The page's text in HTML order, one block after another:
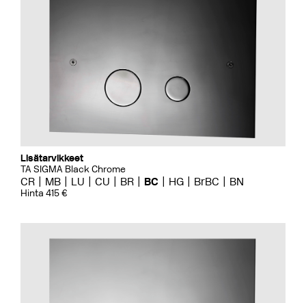
Lisätarvikkeet
TA SIGMA Black Chrome
CR MB LU CU BR BC HG BrBC BN
Hinta 415 €